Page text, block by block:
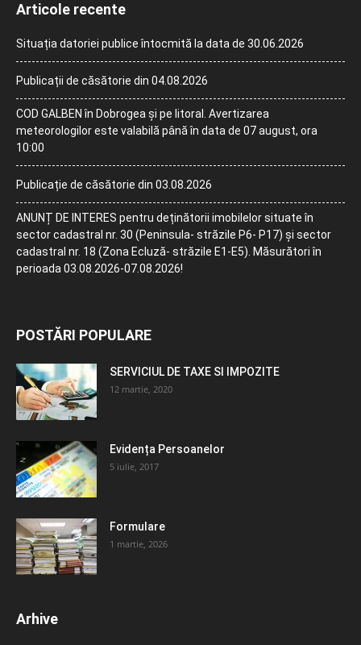
Articole recente
Situația datoriei publice întocmită la data de 30.06.2026
Publicații de căsătorie din 04.08.2026
COD GALBEN în Dobrogea și pe litoral. Avertizarea
meteorologilor este valabilă până în data de 07 august, ora
10:00
Publicație de căsătorie din 03.08.2026
ANUNȚ DE INTERES pentru deținătorii imobilelor situate în
sector cadastral nr. 30 (Peninsula- străzile P6- P17) și sector
cadastral nr. 18 (Zona Ecluză- străzile E1-E5). Măsurători în
perioada 03.08.2026-07.08.2026!
POSTĂRI POPULARE
SERVICIUL DE TAXE SI IMPOZITE
12 martie, 2020
Evidența Persoanelor
5 iulie, 2017
Formulare
1 martie, 2026
Arhive